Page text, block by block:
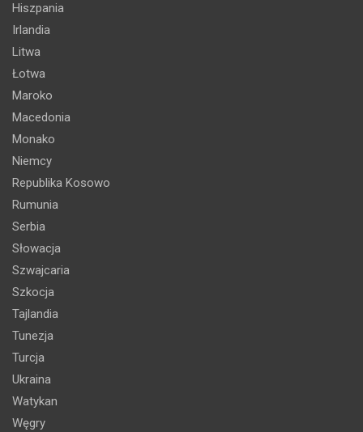
Hiszpania
Irlandia
Litwa
Łotwa
Maroko
Macedonia
Monako
Niemcy
Republika Kosowo
Rumunia
Serbia
Słowacja
Szwajcaria
Szkocja
Tajlandia
Tunezja
Turcja
Ukraina
Watykan
Węgry